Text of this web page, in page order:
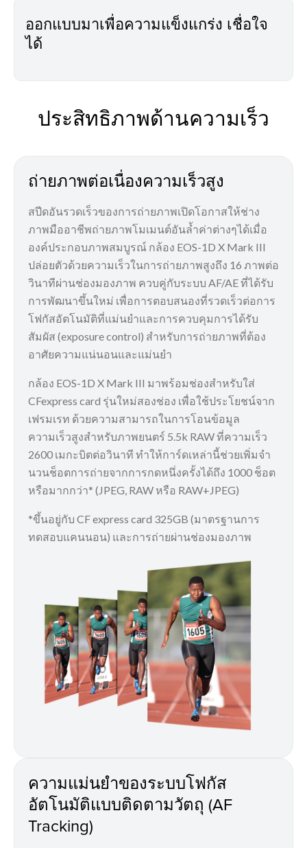
ออกแบบมาเพื่อความแข็งแกร่ง เชื่อใจ
ได้
ประสิทธิภาพด้านความเร็ว
ถ่ายภาพต่อเนื่องความเร็วสูง
สปีดอันรวดเร็วของการถ่ายภาพเปิดโอกาสให้ช่าง
ภาพมืออาชีพถ่ายภาพโมเมนต์อันล้ำค่าต่างๆได้เมื่อ
องค์ประกอบภาพสมบูรณ์ กล้อง EOS-1D X Mark III
ปล่อยตัวด้วยความเร็วในการถ่ายภาพสูงถึง 16 ภาพต่อ
วินาทีผ่านช่องมองภาพ ควบคู่กับระบบ AF/AE ที่ได้รับ
การพัฒนาขึ้นใหม่ เพื่อการตอบสนองที่รวดเร็วต่อการ
โฟกัสอัตโนมัติที่แม่นยำและการควบคุมการได้รับ
สัมผัส (exposure control) สำหรับการถ่ายภาพที่ต้อง
อาศัยความแน่นอนและแม่นยำ
กล้อง EOS-1D X Mark III มาพร้อมช่องสำหรับใส่
CFexpress card รุ่นใหม่สองช่อง เพื่อใช้ประโยชน์จาก
เฟรมเรท ด้วยความสามารถในการโอนข้อมูล
ความเร็วสูงสำหรับภาพยนตร์ 5.5k RAW ที่ความเร็ว
2600 เมกะบิตต่อวินาที ทำให้การ์ดเหล่านี้ช่วยเพิ่มจำ
นวนช็อตการถ่ายจากการกดหนึ่งครั้งได้ถึง 1000 ช็อต
หรือมากกว่า* (JPEG, RAW หรือ RAW+JPEG)
*ขึ้นอยู่กับ CF express card 325GB (มาตรฐานการ
ทดสอบแคนนอน) และการถ่ายผ่านช่องมองภาพ
ความแม่นยำของระบบโฟกัส
อัตโนมัติแบบติดตามวัตถุ (AF
Tracking)